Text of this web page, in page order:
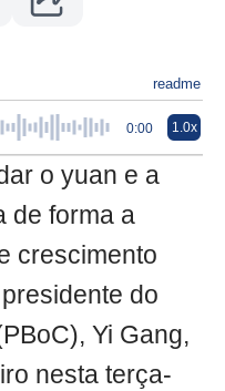
readme
0:00 1.0x
o yuan e a
de forma a
crescimento
do
Yi Gang,
nesta terça-